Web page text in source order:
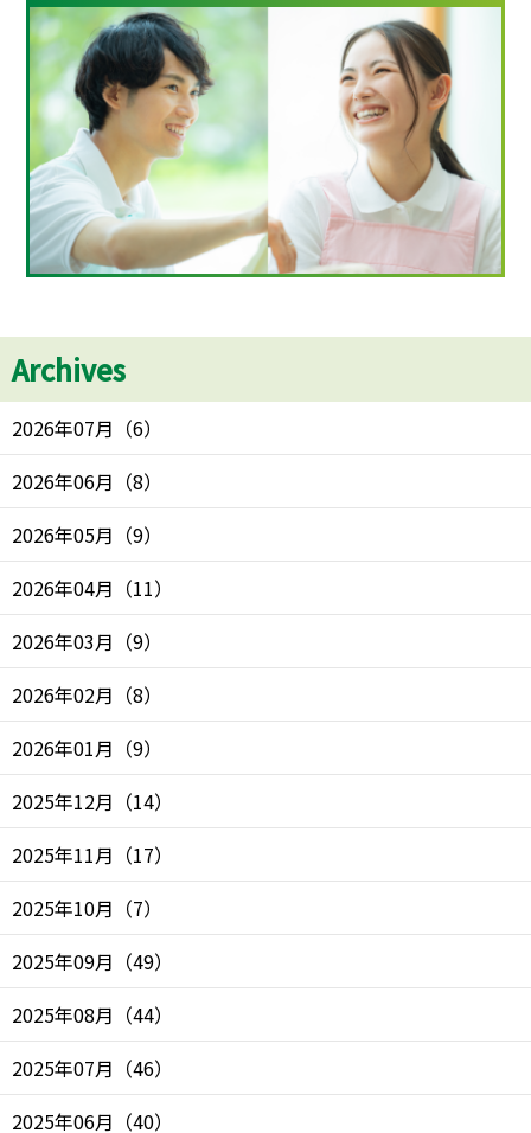
Archives
2026年07月 （6）
2026年06月 （8）
2026年05月 （9）
2026年04月 （11）
2026年03月 （9）
2026年02月 （8）
2026年01月 （9）
2025年12月 （14）
2025年11月 （17）
2025年10月 （7）
2025年09月 （49）
2025年08月 （44）
2025年07月 （46）
2025年06月 （40）